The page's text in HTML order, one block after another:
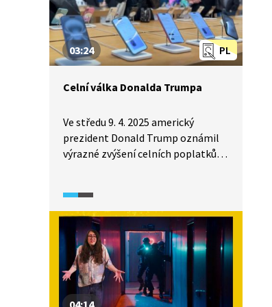
PL
03:24
Celní válka Donalda Trumpa
Ve středu 9. 4. 2025 americký
prezident Donald Trump oznámil
výrazné zvýšení celních poplatků
tohoto rozhodnutí se
pravděpodobně projeví růstem cen
běžného spotřebního zboží, např.
potravin, oblečení nebo
elektroniky. Pusťte si se svými žáky
reportáž z pořadu Události, v níž
redaktoři České televize
04:14